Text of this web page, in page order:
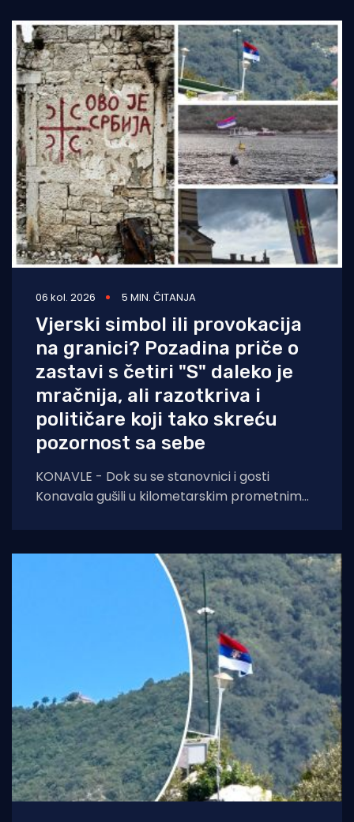
06 kol. 2026 5 MIN. ČITANJA
Vjerski simbol ili provokacija
na granici? Pozadina priče o
zastavi s četiri "S" daleko je
mračnija, ali razotkriva i
političare koji tako skreću
pozornost sa sebe
KONAVLE - Dok su se stanovnici i gosti
Konavala gušili u kilometarskim prometnim